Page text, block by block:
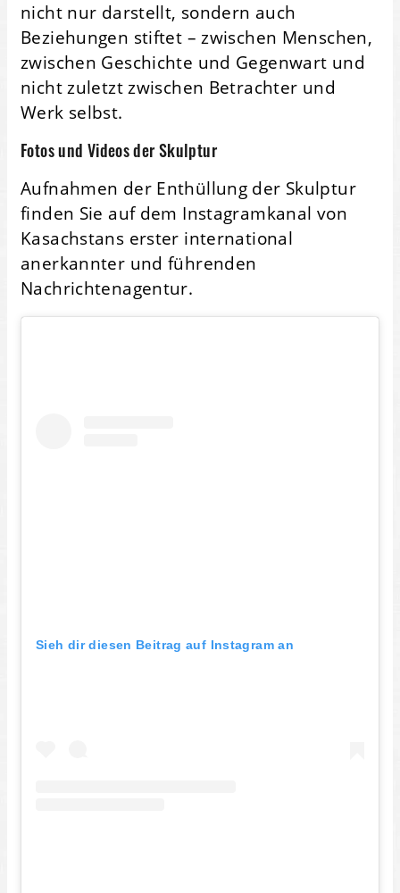
nicht nur darstellt, sondern auch
Beziehungen stiftet – zwischen Menschen,
zwischen Geschichte und Gegenwart und
nicht zuletzt zwischen Betrachter und
Werk selbst.
Fotos und Videos der Skulptur
Aufnahmen der Enthüllung der Skulptur
finden Sie auf dem Instagramkanal von
Kasachstans erster international
anerkannter und führenden
Nachrichtenagentur.
Sieh dir diesen Beitrag auf Instagram an